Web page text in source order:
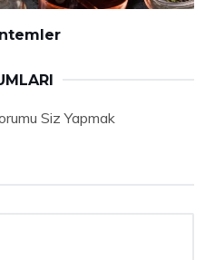
Siz Yapmak